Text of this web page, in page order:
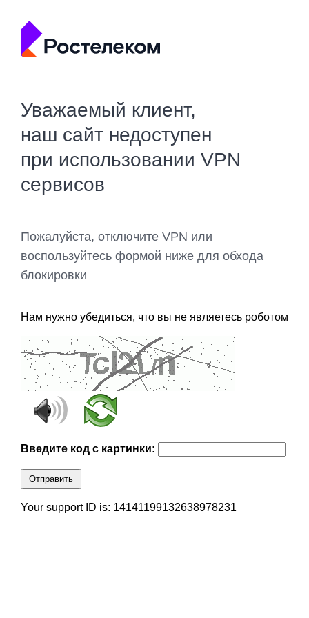
Уважаемый клиент,
наш сайт недоступен
при использовании VPN
сервисов
Пожалуйста, отключите VPN или
воспользуйтесь формой ниже для обхода
блокировки
Нам нужно убедиться, что вы не являетесь роботом
Введите код с картинки:
Отправить
Your support ID is: 14141199132638978231